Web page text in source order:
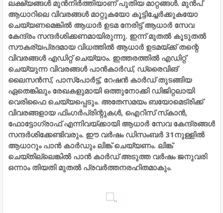
ലക്ഷ്യങ്ങള്‍ മുന്‍നിര്‍ത്തിയാണ് പുതിയ മാറ്റങ്ങള്‍. മുന്‍പ്
ആധാറിലെ വിവരങ്ങള്‍ മാറ്റുകയോ കൂട്ടിച്ചേര്‍ക്കുകയോ
ചെയ്യണമെങ്കില്‍ ആധാര്‍ ഉടമ നേരിട്ട് ആധാര്‍ സേവ
കേന്ദ്രം സന്ദര്‍ശിക്കണമായിരുന്നു. ഇന്ന് മുതല്‍ കൂടുതല്‍
സൗകര്യപ്രദമായ വിധത്തില്‍ ആധാര്‍ ഉടമയ്ക്ക് തന്റെ
വിവരങ്ങള്‍ എഡിറ്റ് ചെയ്യാം. ഇത്തരത്തില്‍ എഡിറ്റ്
ചെയ്യുന്ന വിവരങ്ങള്‍ പാന്‍കാര്‍ഡ്, ഡ്രൈവിങ്
ലൈസന്‍സ്, പാസ്പോര്‍ട്ട്, റേഷന്‍ കാര്‍ഡ് തുടങ്ങിയ
ഏതെങ്കിലും രേഖകളുമായി ഒത്തുനോക്കി ഡിജിറ്റലായി
വെരിഫൈ ചെയ്യപ്പെടും. അതേസമയം ബയോമെട്രിക്ക്
വിവരങ്ങളായ ഫിംഗര്‍പ്രിന്റുകള്‍, ഐറിസ് സ്‌കാന്‍,
ഫോട്ടോഗ്രാഫ് എന്നിവയ്ക്കായി ആധാര്‍ സേവ കേന്ദ്രങ്ങള്‍
സന്ദര്‍ശിക്കേണ്ടിവരും. ഈ വര്‍ഷം ഡിസംബര്‍ 31നുള്ളില്‍
ആധാറും പാന്‍ കാര്‍ഡും ലിങ്ക് ചെയ്യണം. ലിങ്ക്
ചെയ്തില്ലെങ്കില്‍ പാന്‍ കാര്‍ഡ് അടുത്ത വര്‍ഷം ജനുവരി
ഒന്നാം തിയതി മുതല്‍ പ്രവര്‍ത്തനരഹിതമാകും.